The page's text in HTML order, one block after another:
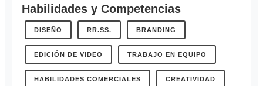
Habilidades y Competencias
DISEÑO RR.SS. BRANDING
EDICIÓN DE VIDEO TRABAJO EN EQUIPO
HABILIDADES COMERCIALES CREATIVIDAD